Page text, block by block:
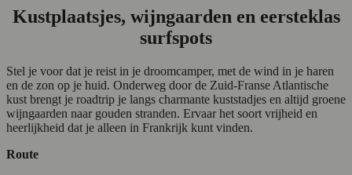
Kustplaatsjes, wijngaarden en eersteklas
surfspots
Stel je voor dat je reist in je droomcamper, met de wind in je haren
en de zon op je huid. Onderweg door de Zuid-Franse Atlantische
kust brengt je roadtrip je langs charmante kuststadjes en altijd groene
wijngaarden naar gouden stranden. Ervaar het soort vrijheid en
heerlijkheid dat je alleen in Frankrijk kunt vinden.
Route